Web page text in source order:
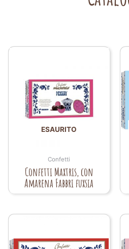
ESAURITO
Confetti
Confetti Maxtris, con
Amarena Fabbri fuxsia